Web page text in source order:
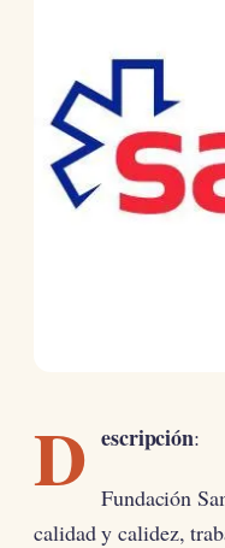
D escripción:
Fundación
calidad y calidez,